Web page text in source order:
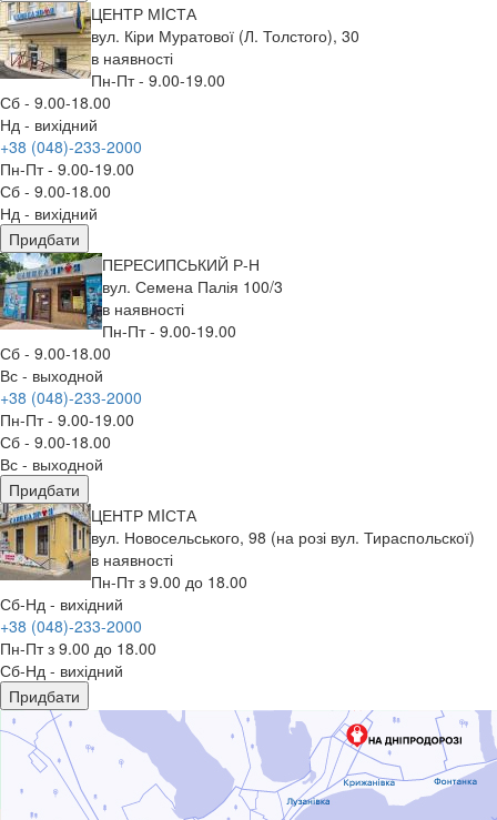
ЦЕНТР МIСТА
вул. Кіри Муратової (Л. Толстого), 30
в наявності
Пн-Пт - 9.00-19.00
Сб - 9.00-18.00
Нд - вихідний
+38 (048)-233-2000
Пн-Пт - 9.00-19.00
Сб - 9.00-18.00
Нд - вихідний
Придбати
ПЕРЕСИПСЬКИЙ Р-Н
вул. Семена Палія 100/3
в наявності
Пн-Пт - 9.00-19.00
Сб - 9.00-18.00
Вс - выходной
+38 (048)-233-2000
Пн-Пт - 9.00-19.00
Сб - 9.00-18.00
Вс - выходной
Придбати
ЦЕНТР МIСТА
вул. Новосельського, 98 (на розі вул. Тираспольскої)
в наявності
Пн-Пт з 9.00 до 18.00
Сб-Нд - вихідний
+38 (048)-233-2000
Пн-Пт з 9.00 до 18.00
Сб-Нд - вихідний
Придбати